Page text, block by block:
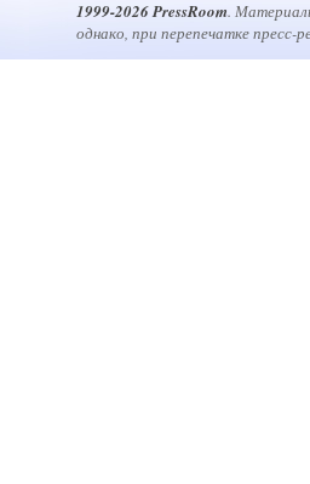
1999-2026 PressRoom.
однако, при перепечатке пресс-